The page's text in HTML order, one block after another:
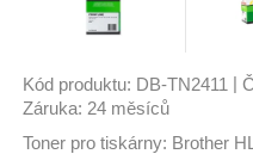
Kód produktu: DB-TN2411
Záruka: 24 měsíců
Toner pro tiskárny: Brother